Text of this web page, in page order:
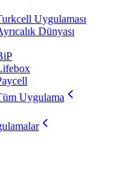
Uygulaması
Dünyası
Uygulama